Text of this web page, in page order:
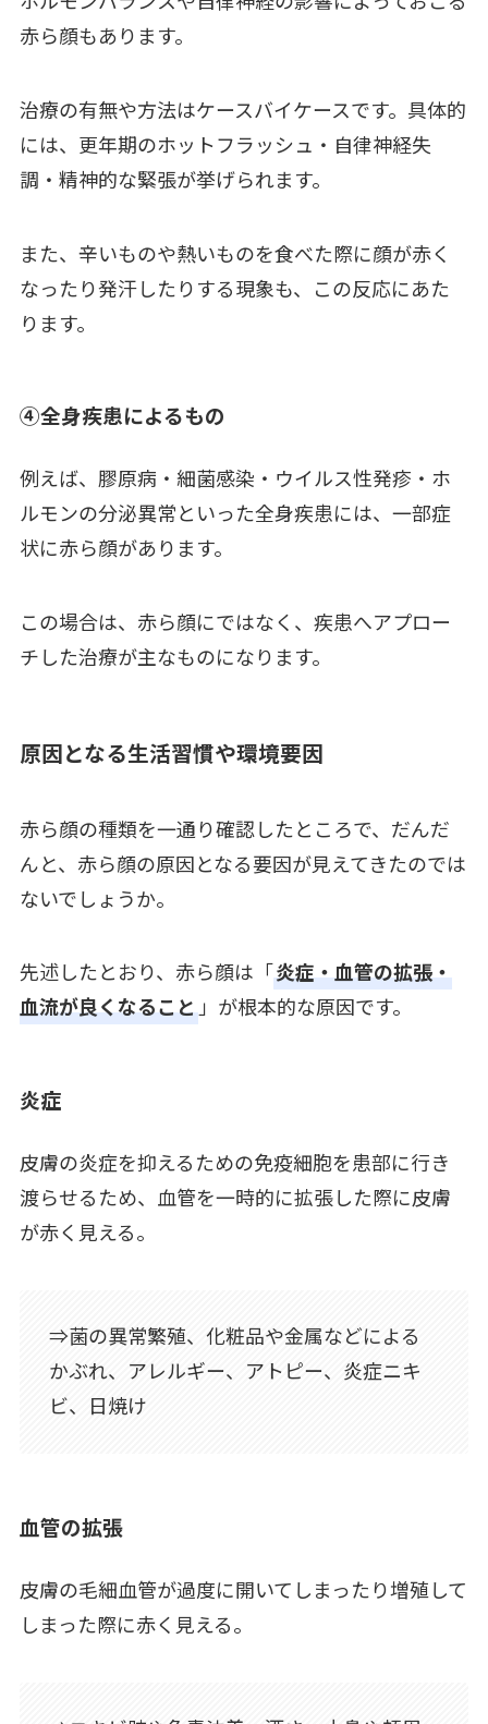
赤ら顔もあります。
治療の有無や方法はケースバイケースです。具体的
には、更年期のホットフラッシュ・自律神経失
調・精神的な緊張が挙げられます。
また、辛いものや熱いものを食べた際に顔が赤く
なったり発汗したりする現象も、この反応にあた
ります。
④全身疾患によるもの
例えば、膠原病・細菌感染・ウイルス性発疹・ホ
ルモンの分泌異常といった全身疾患には、一部症
状に赤ら顔があります。
この場合は、赤ら顔にではなく、疾患へアプロー
チした治療が主なものになります。
原因となる生活習慣や環境要因
赤ら顔の種類を一通り確認したところで、だんだ
んと、赤ら顔の原因となる要因が見えてきたのでは
ないでしょうか。
先述したとおり、赤ら顔は「炎症・血管の拡張・
血流が良くなること」が根本的な原因です。
炎症
皮膚の炎症を抑えるための免疫細胞を患部に行き
渡らせるため、血管を一時的に拡張した際に皮膚
が赤く見える。
⇒菌の異常繁殖、化粧品や金属などによる
かぶれ、アレルギー、アトピー、炎症ニキ
ビ、日焼け
血管の拡張
皮膚の毛細血管が過度に開いてしまったり増殖して
しまった際に赤く見える。